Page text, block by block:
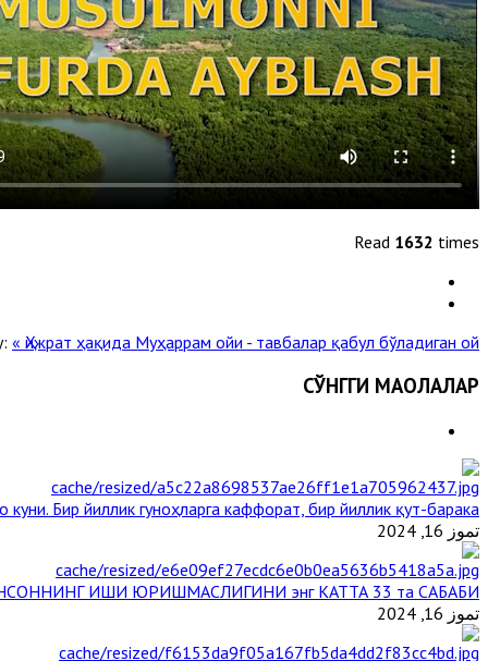
Read 1632 times
« Ҳижрат ҳақида Муҳаррам ойи - тавбалар қабул бўладиган ой »
СЎНГГИ МАҚОЛАЛАР
Бир йиллик гуноҳларга каффорат, бир йиллик қут-барака
تموز 16, 2024
ИШИ ЮРИШМАСЛИГИНИ энг КАТТА 33 та САБАБИ
تموز 16, 2024